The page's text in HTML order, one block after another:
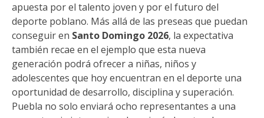
apuesta por el talento joven y por el futuro del
deporte poblano. Más allá de las preseas que puedan
conseguir en Santo Domingo 2026, la expectativa
también recae en el ejemplo que esta nueva
generación podrá ofrecer a niñas, niños y
adolescentes que hoy encuentran en el deporte una
oportunidad de desarrollo, disciplina y superación.
Puebla no solo enviará ocho representantes a una